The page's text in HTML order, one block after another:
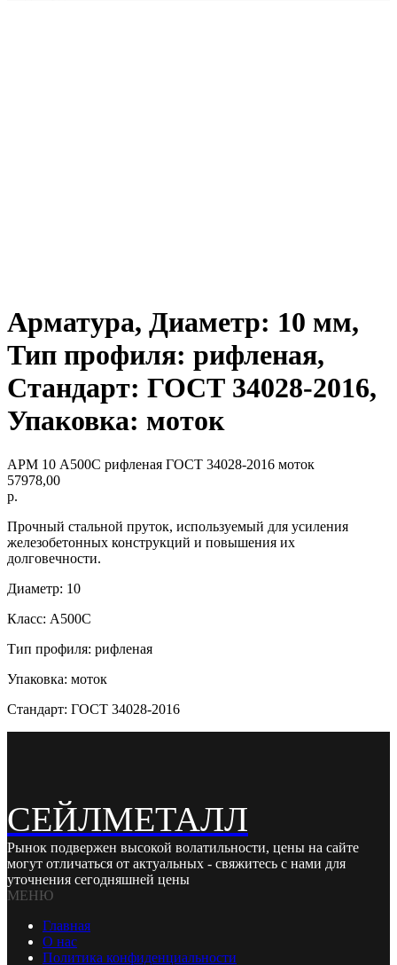
Арматура, Диаметр: 10 мм,
Тип профиля: рифленая,
Стандарт: ГОСТ 34028-2016,
Упаковка: моток
АРМ 10 А500С рифленая ГОСТ 34028-2016 моток
57978,00
р.
Прочный стальной пруток, используемый для усиления
железобетонных конструкций и повышения их
долговечности.
Диаметр: 10
Класс: А500С
Тип профиля: рифленая
Упаковка: моток
Стандарт: ГОСТ 34028-2016
СЕЙЛМЕТАЛЛ
Рынок подвержен высокой волатильности, цены на сайте
могут отличаться от актуальных - свяжитесь с нами для
уточнения сегодняшней цены
МЕНЮ
Главная
О нас
Политика конфиденциальности